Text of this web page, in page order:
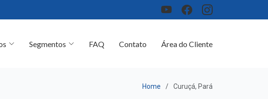
Segmentos FAQ Contato Área do Cliente
Home Curuçá, Pará